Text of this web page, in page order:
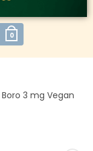
0
Boro 3 mg Vegan